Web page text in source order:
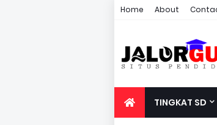
Home About
TINGKAT SD